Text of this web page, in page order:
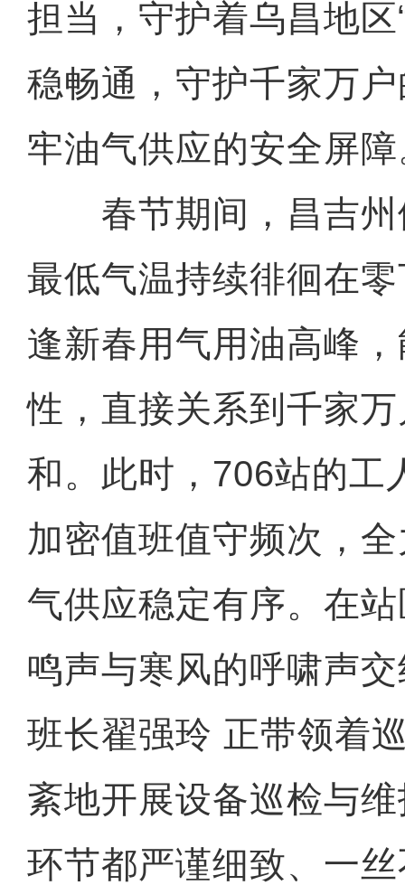
担当，守护着乌昌地区
稳畅通，守护千家万
牢油气供应的安全屏
春节期间，昌吉州
最低气温持续徘徊在
逢新春用气用油高峰
性，直接关系到千家
和。此时，706站的工
加密值班值守频次，
气供应稳定有序。在
鸣声与寒风的呼啸声
班长翟强玲 正带领着
紊地开展设备巡检与
环节都严谨细致、一